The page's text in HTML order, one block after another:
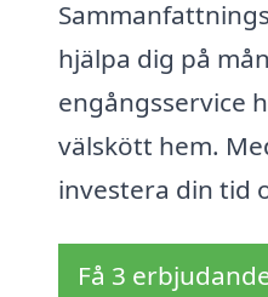
hjälpa dig på
engångsservice
välskött hem.
investera din tid
Få 3